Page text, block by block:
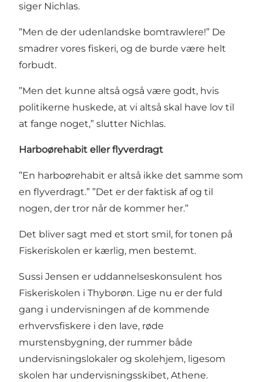
siger Nichlas.
”Men de der udenlandske bomtrawlere!” De
smadrer vores fiskeri, og de burde være helt
forbudt.
”Men det kunne altså også være godt, hvis
politikerne huskede, at vi altså skal have lov til
at fange noget,” slutter Nichlas.
Harboørehabit eller flyverdragt
”En harboørehabit er altså ikke det samme som
en flyverdragt.” ”Det er der faktisk af og til
nogen, der tror når de kommer her.”
Det bliver sagt med et stort smil, for tonen på
Fiskeriskolen er kærlig, men bestemt.
Sussi Jensen er uddannelseskonsulent hos
Fiskeriskolen i Thyborøn. Lige nu er der fuld
gang i undervisningen af de kommende
erhvervsfiskere i den lave, røde
murstensbygning, der rummer både
undervisningslokaler og skolehjem, ligesom
skolen har undervisningsskibet, Athene.